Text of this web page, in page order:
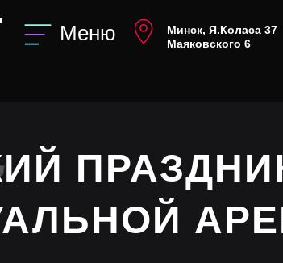
Меню Минск,Я.Коласа 37
Маяковского 6